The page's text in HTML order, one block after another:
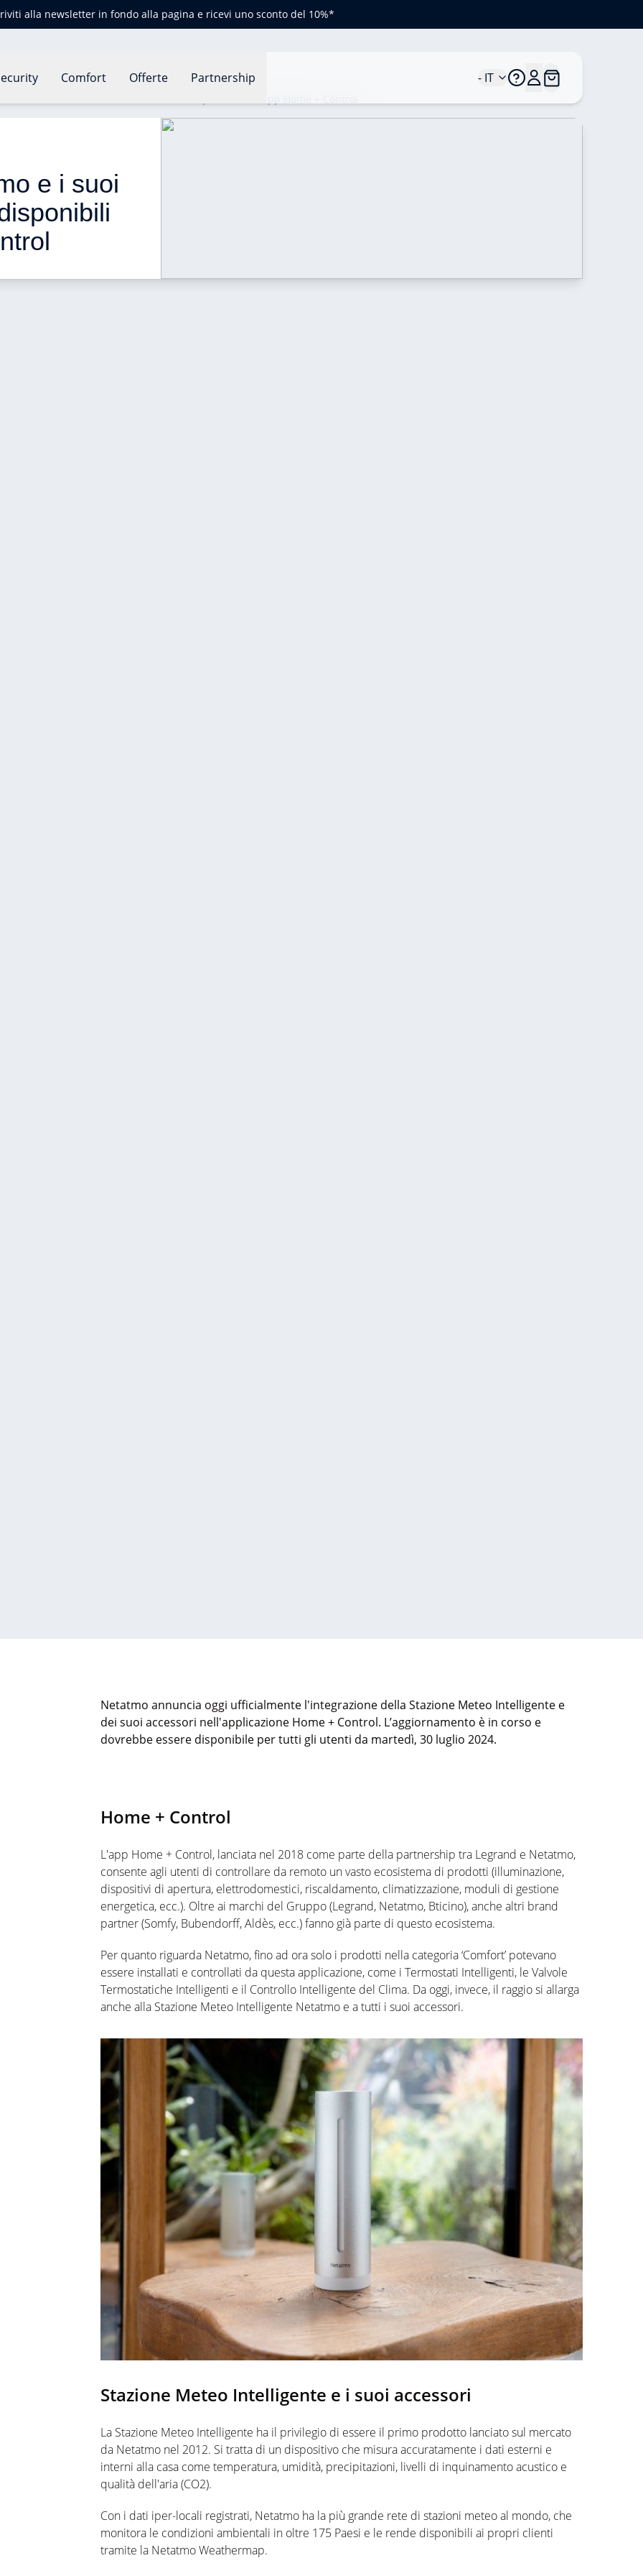
alla newsletter in fondo alla pagina e ricevi uno sconto del 10%*
Comfort Offerte Partnership - IT
e i suoi
Netatmo annuncia oggi ufficialmente l'integrazione della Stazione Meteo Intelligente e
dei suoi accessori nell'applicazione Home + Control. L’aggiornamento è in corso e
dovrebbe essere disponibile per tutti gli utenti da martedì, 30 luglio 2024.
Home + Control
L'app Home + Control, lanciata nel 2018 come parte della partnership tra Legrand e Netatmo,
consente agli utenti di controllare da remoto un vasto ecosistema di prodotti (illuminazione,
dispositivi di apertura, elettrodomestici, riscaldamento, climatizzazione, moduli di gestione
energetica, ecc.). Oltre ai marchi del Gruppo (Legrand, Netatmo, Bticino), anche altri brand
partner (Somfy, Bubendorff,Aldès, ecc.) fanno già parte di questo ecosistema.
Per quanto riguarda Netatmo, fino ad ora solo i prodotti nella categoria‘Comfort’ potevano
essere installati e controllati da questa applicazione, come i Termostati Intelligenti, le Valvole
Termostatiche Intelligenti e il Controllo Intelligente del Clima. Da oggi, invece, il raggio si allarga
anche alla Stazione Meteo Intelligente Netatmo e atutti i suoi accessori.
Stazione Meteo Intelligente e i suoi accessori
La Stazione Meteo Intelligente ha il privilegio di essere il primo prodotto lanciatosul mercato
da Netatmo nel 2012. Si tratta di un dispositivo che misuraaccuratamente i dati esterni e
interni alla casa come temperatura, umidità, precipitazioni, livelli di inquinamento acustico e
qualità dell'aria (CO2).
Con i dati iper-locali registrati, Netatmo ha la più grande rete di stazioni meteoal mondo, che
monitora le condizioni ambientali in oltre 175 Paesi e le rende disponibili ai propri clienti
tramite la NetatmoWeathermap.